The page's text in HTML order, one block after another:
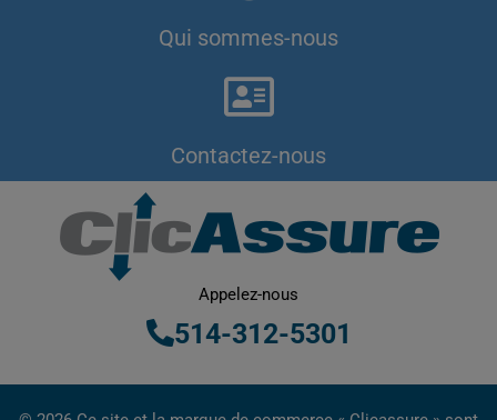
Qui sommes-nous
Contactez-nous
Appelez-nous
514-312-5301